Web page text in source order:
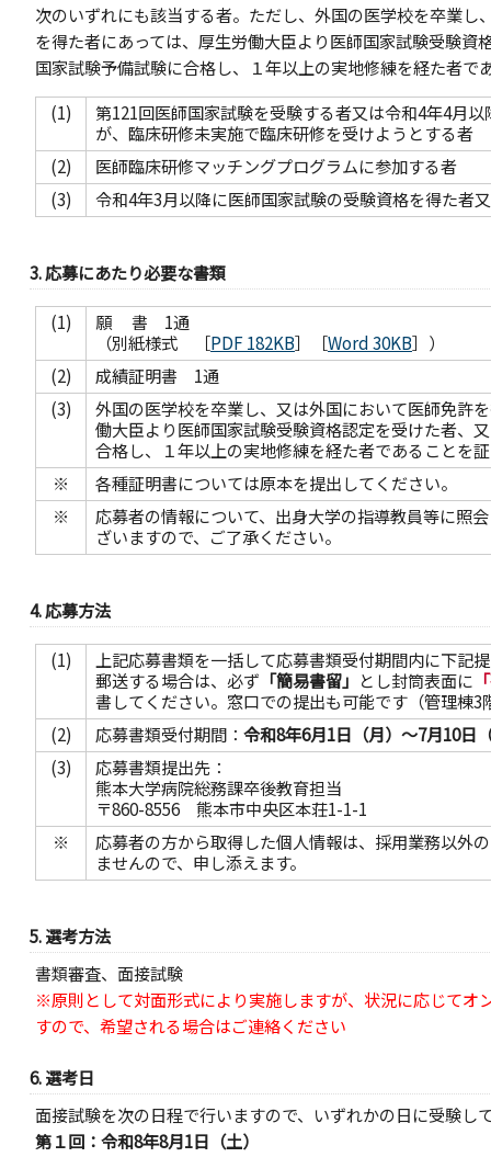
次のいずれにも該当する者。ただし、外国の医学校を卒業し
を得た者にあっては、厚生労働大臣より医師国家試験受験資
国家試験予備試験に合格し、１年以上の実地修練を経た者で
(1)
第121回医師国家試験を受験する者又は令和4年4月
が、臨床研修未実施で臨床研修を受けようとする者
(2)
医師臨床研修マッチングプログラムに参加する者
(3)
令和4年3月以降に医師国家試験の受験資格を得た者
3. 応募にあたり必要な書類
(1)
願 書 1通
（別紙様式 ［PDF 182KB］［Word 30KB］）
(2)
成績証明書 1通
(3)
外国の医学校を卒業し、又は外国において医師免許
働大臣より医師国家試験受験資格認定を受けた者、
合格し、１年以上の実地修練を経た者であることを
※
各種証明書については原本を提出してください。
※
応募者の情報について、出身大学の指導教員等に照
ざいますので、ご了承ください。
4. 応募方法
(1)
上記応募書類を一括して応募書類受付期間内に下記
郵送する場合は、必ず 「簡易書留」 とし封筒表面に
書してください。窓口での提出も可能です（管理棟3
(2)
応募書類受付期間： 令和8年6月1日（月）～7月10日
(3)
応募書類提出先：
熊本大学病院総務課卒後教育担当
〒860-8556 熊本市中央区本荘1-1-1
※
応募者の方から取得した個人情報は、採用業務以外
ませんので、申し添えます。
5. 選考方法
書類審査、面接試験
※原則として対面形式により実施しますが、状況に応じてオ
すので、希望される場合はご連絡ください
6. 選考日
面接試験を次の日程で行いますので、いずれかの日に受験し
第１回：令和8年8月1日（土）